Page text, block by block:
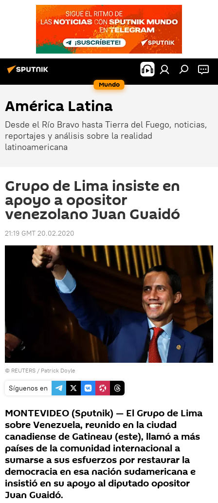
Mundo
América Latina
Desde el Río Bravo hasta Tierra del Fuego, noticias,
reportajes y análisis sobre la realidad
latinoamericana
Grupo de Lima insiste en
apoyo a opositor
venezolano Juan Guaidó
21:19 GMT 20.02.2020
© REUTERS / Patrick Doyle
Síguenos en
MONTEVIDEO (Sputnik) — El Grupo de Lima
sobre Venezuela, reunido en la ciudad
canadiense de Gatineau (este), llamó a más
países de la comunidad internacional a
sumarse a sus esfuerzos por restaurar la
democracia en esa nación sudamericana e
insistió en su apoyo al diputado opositor
Juan Guaidó.